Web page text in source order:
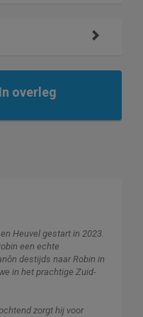
In overleg
Heuvel gestart in 2023.
een echte
destijds naar Robin in
in het prachtige Zuid-
zorgt hij voor